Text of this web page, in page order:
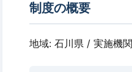
制度の概要
地域: 石川県 / 実施機